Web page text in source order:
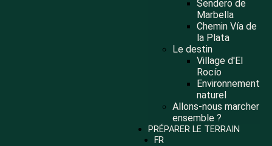
Sendero de
Marbella
Chemin Vía de
la Plata
Le destin
Village d'El
Rocío
Environnement
naturel
Allons-nous marcher
ensemble ?
PRÉPARER LE TERRAIN
FR